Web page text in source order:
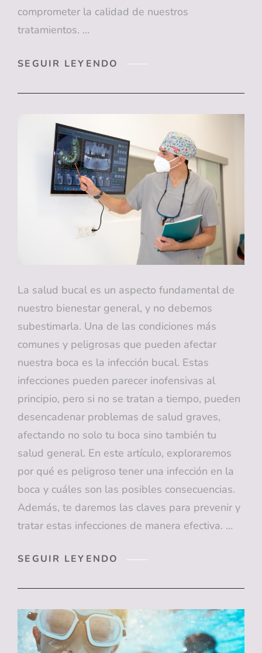
comprometer la calidad de nuestros
tratamientos. …
SEGUIR LEYENDO
IMPLANTES
SUPERIOR
A
UN
PRECIO
ASEQUIBLE
La salud bucal es un aspecto fundamental de
nuestro bienestar general, y no debemos
subestimarla. Una de las condiciones más
comunes y peligrosas que pueden afectar
nuestra boca es la infección bucal. Estas
infecciones pueden parecer inofensivas al
principio, pero si no se tratan a tiempo, pueden
desencadenar problemas de salud graves,
afectando no solo tu boca sino también tu
salud general. En este artículo, exploraremos
por qué es peligroso tener una infección en la
boca y cuáles son las posibles consecuencias.
Además, te daremos las claves para prevenir y
tratar estas infecciones de manera efectiva. …
SEGUIR LEYENDO
EL
INFECCIONES
BUCALES:
CONSECUENCIAS
Y